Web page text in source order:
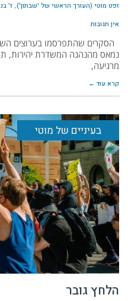
זפט מוטי (העורך הראשי של 'שבתון') ז׳
אין תגובות
הסקרים שהתפרסמו בערוצים
נמאס מהנהגה המשדרת יהירות,
מרגיעה,
קרא עוד ←
בעיניים של מוטי
הלחץ גובר